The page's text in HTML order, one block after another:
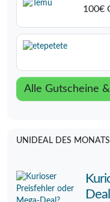
Alle Gutscheine
UNIDEAL DES MONATS